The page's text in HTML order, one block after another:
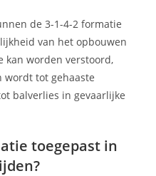
de 3-1-4-2 formatie
van het opbouwen
kan worden verstoord,
wordt tot gehaaste
balverlies in gevaarlijke
toegepast in